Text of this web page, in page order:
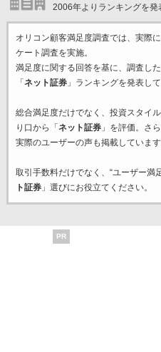
2006年よりランキングを発
オリコン顧客満足度調査では、実際
ケート調査を実施。
満足度に関する回答を基に、調査した
「ネット証券」ランキングを発表して
総合満足度だけでなく、投資スタイ
り口から「ネット証券」を評価。さ
実際のユーザーの声も掲載しています
取引手数料だけでなく、“ユーザー満
ト証券」選びにお役立てください。
PR